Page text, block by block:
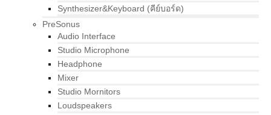
Synthesizer&Keyboard (คีย์บอร์ด)
PreSonus
Audio Interface
Studio Microphone
Headphone
Mixer
Studio Mornitors
Loudspeakers